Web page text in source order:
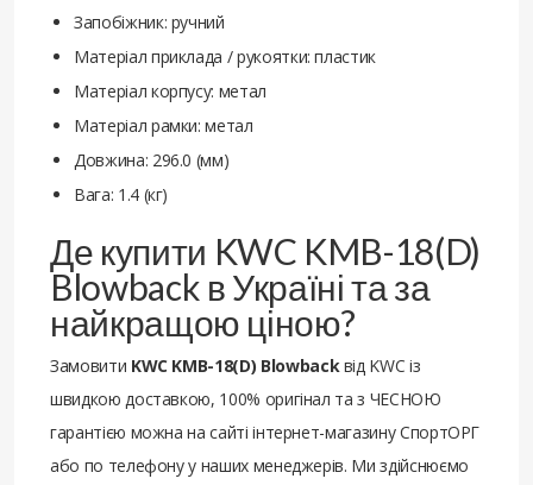
Запобіжник: ручний
Матеріал приклада / рукоятки: пластик
Матеріал корпусу: метал
Матеріал рамки: метал
Довжина: 296.0 (мм)
Вага: 1.4 (кг)
Де купити KWC KMB-18(D)
Blowback в Україні та за
найкращою ціною?
Замовити KWC KMB-18(D) Blowbackвід KWC із
швидкою доставкою, 100% оригінал та з ЧЕСНОЮ
гарантією можна на сайті інтернет-магазину СпортОРГ
або по телефону у наших менеджерів. Ми здійснюємо